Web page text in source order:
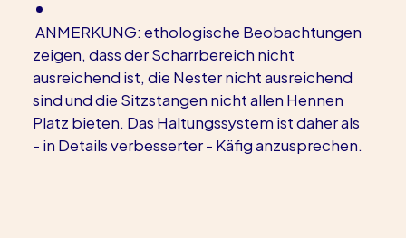
ANMERKUNG: ethologische Beobachtungen
zeigen, dass der Scharrbereich nicht
ausreichend ist, die Nester nicht ausreichend
sind und die Sitzstangen nicht allen Hennen
Platz bieten. Das Haltungssystem ist daher als
- in Details verbesserter - Käfig anzusprechen.